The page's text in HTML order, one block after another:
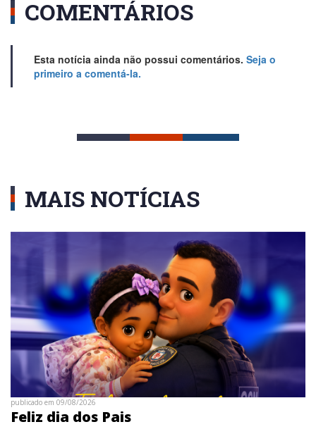
COMENTÁRIOS
Esta notícia ainda não possui comentários. Seja o
primeiro a comentá-la.
MAIS NOTÍCIAS
publicado em 09/08/2026
Feliz dia dos Pais